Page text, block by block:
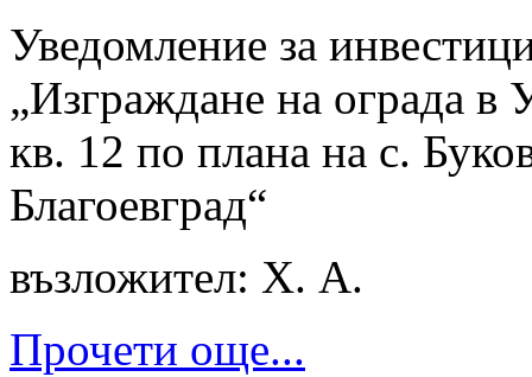
Уведомление за
„Изграждане на ограда
кв. 12 по плана на с.
Благоевград“
възложител: Х. А.
Прочети още...